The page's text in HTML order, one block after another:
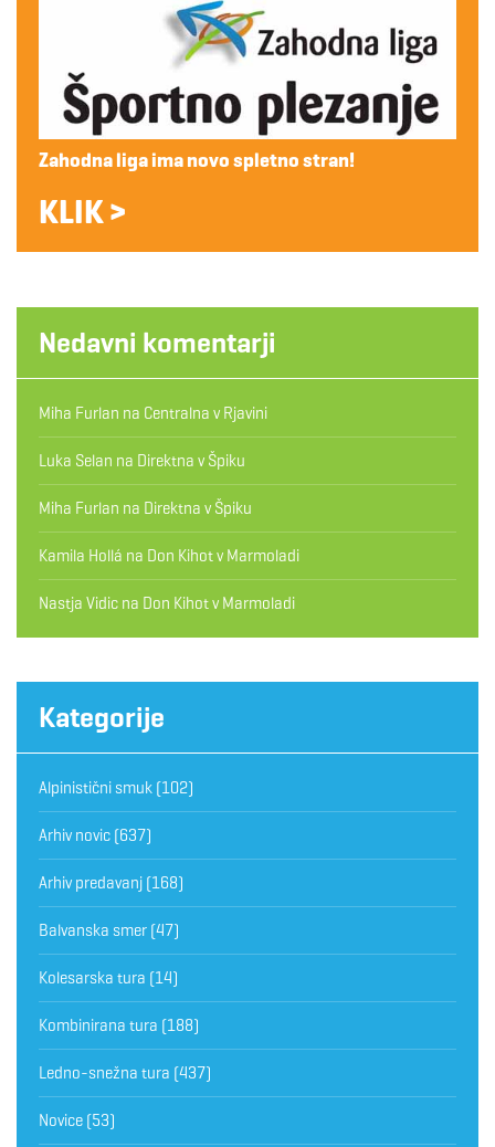
Zahodna liga ima novo spletno stran!
KLIK >
Nedavni komentarji
Miha Furlan na Centralna v Rjavini
Luka Selan na Direktna v Špiku
Miha Furlan na Direktna v Špiku
Kamila Hollá na Don Kihot v Marmoladi
Nastja Vidic na Don Kihot v Marmoladi
Kategorije
Alpinistični smuk (102)
Arhiv novic (637)
Arhiv predavanj (168)
Balvanska smer (47)
Kolesarska tura (14)
Kombinirana tura (188)
Ledno-snežna tura (437)
Novice (53)